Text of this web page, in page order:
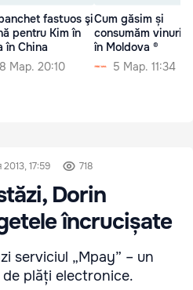
fastuos şi
pentru Kim în
în China
Мар. 20:10
Cum găsim și
consumăm
în Moldova ®
5 Мар. 11:34
2013, 17:59 718
Dorin
încrucișate
serviciul „Mpay” – un
plăți electronice.